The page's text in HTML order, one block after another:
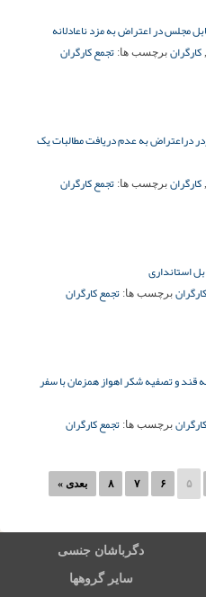
مجلس در اعتراض به مزد ناعادلانه
, کارگران برچسب ها: تجمع کارگران
دراعتراض به عدم دریافت مطالبات یک
, کارگران برچسب ها: تجمع کارگران
استانداری
کارگران برچسب ها: تجمع کارگران
قند و تصفیه شکر اهواز همزمان با سفر
کارگران برچسب ها: تجمع کارگران
۵ ۶ ۷ ۸ بعدی »
دگرباشان جنسی
سایر گروهها